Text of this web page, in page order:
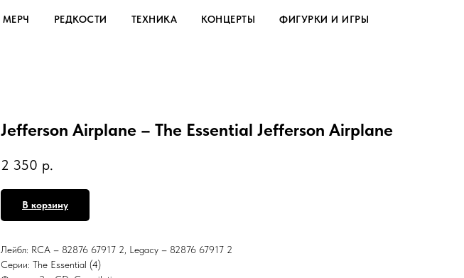
МЕРЧ РЕДКОСТИ ТЕХНИКА КОНЦЕРТЫ ФИГУРКИ И ИГРЫ
Jefferson Airplane – The Essential Jefferson Airplane
2 350 р.
В корзину
Лейбл: RCA – 82876 67917 2, Legacy – 82876 67917 2
Серии: The Essential (4)